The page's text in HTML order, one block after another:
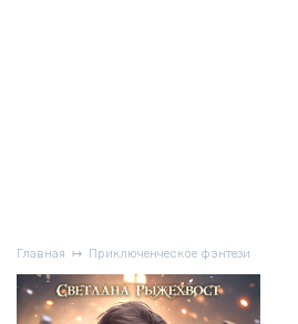
Главная Приключенческое фэнтези